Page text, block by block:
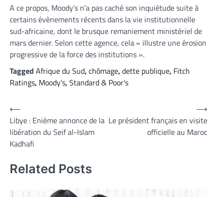
A ce propos, Moody’s n’a pas caché son inquiétude suite à
certains évènements récents dans la vie institutionnelle
sud-africaine, dont le brusque remaniement ministériel de
mars dernier. Selon cette agence, cela « illustre une érosion
progressive de la force des institutions ».
Tagged Afrique du Sud,chômage,dette publique, Fitch
Ratings, Moody’s,Standard & Poor's
Navigation
de
l’article
⟵
Libye : Enième annonce de la
libération du Seif al-Islam
Kadhafi
Le président français en visite
officielle au Maroc
⟶
Related Posts